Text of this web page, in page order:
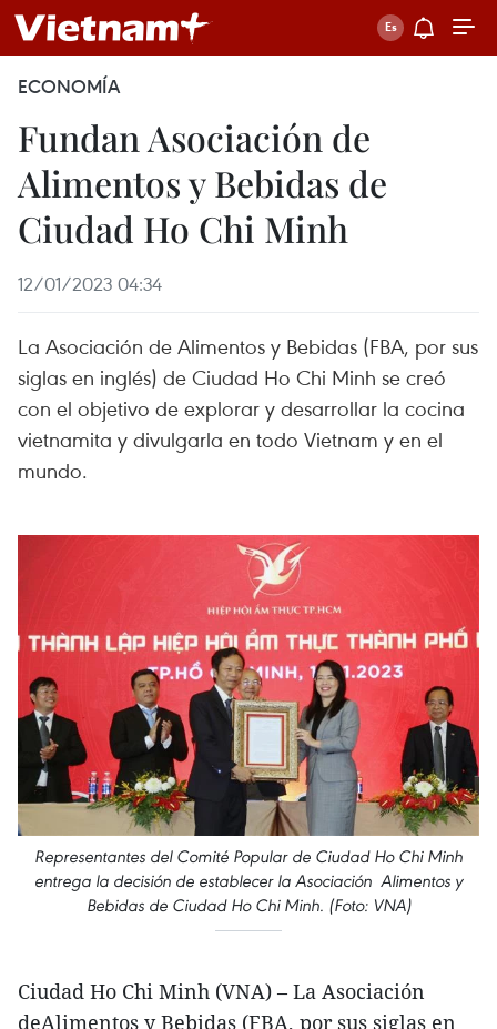
ECONOMÍA
Fundan Asociación de
Alimentos y Bebidas de
Ciudad Ho Chi Minh
12/01/2023 04:34
La Asociación de Alimentos y Bebidas (FBA, por sus
siglas en inglés) de Ciudad Ho Chi Minh se creó
con el objetivo de explorar y desarrollar la cocina
vietnamita y divulgarla en todo Vietnam y en el
mundo.
Representantes del Comité Popular de Ciudad Ho Chi Minh
entrega la decisión de establecer la Asociación Alimentos y
Bebidas de Ciudad Ho Chi Minh. (Foto: VNA)
Ciudad Ho Chi Minh (VNA) – La Asociación
deAlimentos y Bebidas (FBA, por sus siglas en